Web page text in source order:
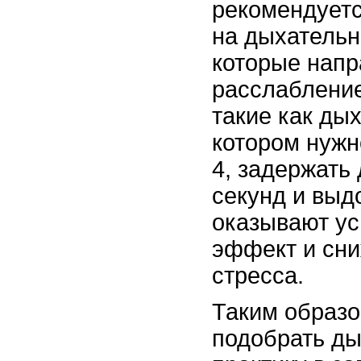
на
которые
такие как
котором
4,
секунд и
оказывают
эффект и
стресса.
Таким
подобрать